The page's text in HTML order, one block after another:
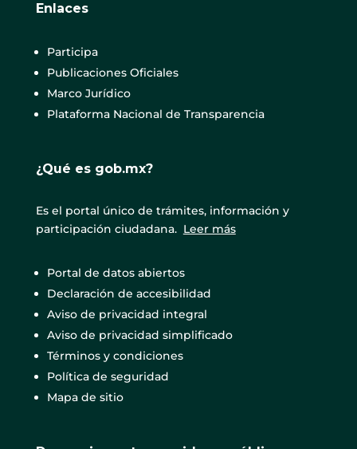
Enlaces
Participa
Publicaciones Oficiales
Marco Jurídico
Plataforma Nacional de Transparencia
¿Qué es gob.mx?
Es el portal único de trámites, información y
participación ciudadana. Leer más
Portal de datos abiertos
Declaración de accesibilidad
Aviso de privacidad integral
Aviso de privacidad simplificado
Términos y condiciones
Política de seguridad
Mapa de sitio